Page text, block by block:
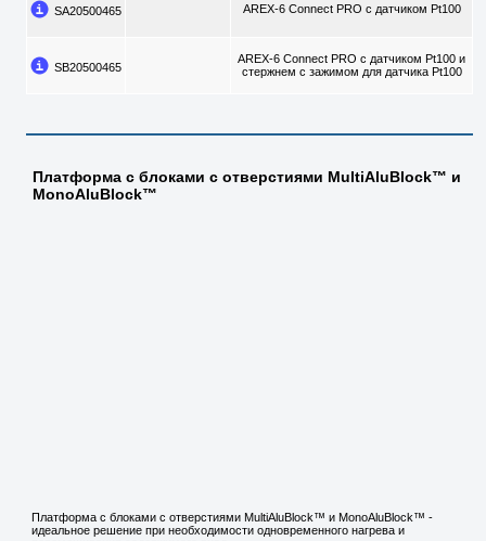
SA20500465 AREX-6 Connect PRO с датчиком Pt100
SB20500465
AREX-6 Connect PRO с датчиком Pt100 и
стержнем с зажимом для датчика Pt100
Платформа с блоками с отверстиями MultiAluBlock™ и
MonoAluBlock™
Платформа с блоками с отверстиями MultiAluBlock™ и MonoAluBlock™ -
идеальное решение при необходимости одновременного нагрева и